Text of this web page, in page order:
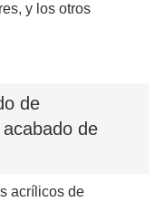
y los otros
de
de
acrílicos de